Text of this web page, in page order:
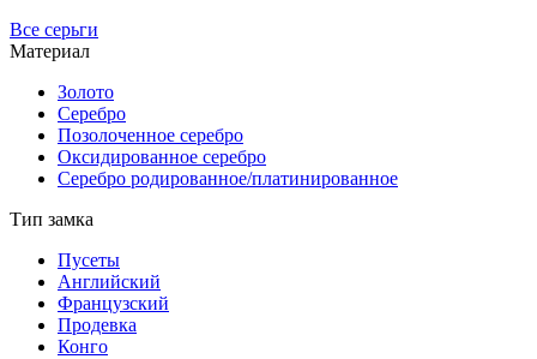
Все серьги
Материал
Золото
Серебро
Позолоченное серебро
Оксидированное серебро
Серебро родированное/платинированное
Тип замка
Пусеты
Английский
Французский
Продевка
Конго